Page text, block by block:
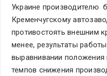
Украине производителю
Кременчугскому
противостоять внешним
менее, результаты
выравнивании
темпов снижения